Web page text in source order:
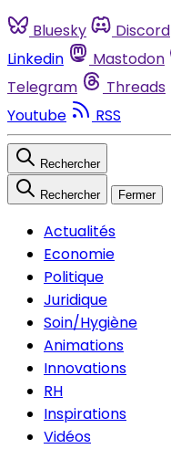
Bluesky Discord
Linkedin
Mastodon
Telegram
Threads
Youtube
RSS
Rechercher
Rechercher Fermer
Actualités
Economie
Politique
Juridique
Soin/Hygiène
Animations
Innovations
RH
Inspirations
Vidéos